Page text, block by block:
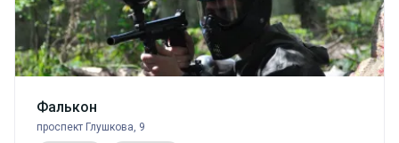
Фалькон
проспект Глушкова, 9